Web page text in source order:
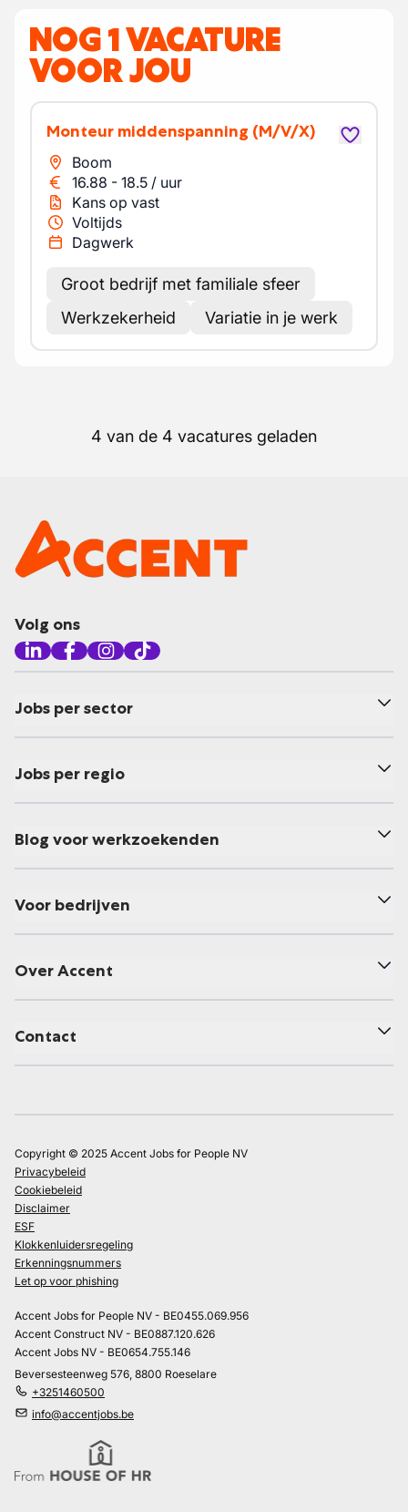
NOG 1 VACATURE
VOOR JOU
Monteur middenspanning (M/V/X)
Boom
16.88 - 18.5 / uur
Kans op vast
Voltijds
Dagwerk
Groot bedrijf met familiale sfeer
Werkzekerheid
Variatie in je werk
4 van de 4 vacatures geladen
Volg ons
Jobs per sector
Jobs per regio
Blog voor werkzoekenden
Voor bedrijven
Over Accent
Contact
Copyright © 2025 Accent Jobs for People NV
Privacybeleid
Cookiebeleid
Disclaimer
ESF
Klokkenluidersregeling
Erkenningsnummers
Let op voor phishing
Accent Jobs for People NV - BE0455.069.956
Accent Construct NV - BE0887.120.626
Accent Jobs NV - BE0654.755.146
Beversesteenweg 576, 8800 Roeselare
+3251460500
info@accentjobs.be